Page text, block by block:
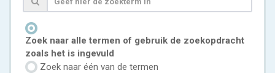
Zoek naar alle termen of gebruik de zoekopdracht
zoals het is ingevuld
Zoek naar één van de termen